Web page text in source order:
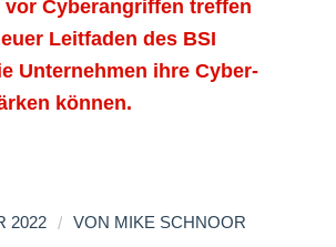
Cyberangriffen treffen
Leitfaden des BSI
Unternehmen ihre Cyber-
können.
2022 / VON MIKE SCHNOOR